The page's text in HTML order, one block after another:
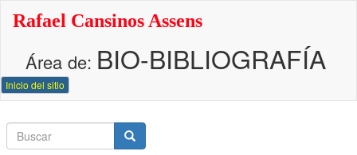
principal
Rafael Cansinos Assens
Área de: BIO-BIBLIOGRAFÍA
Inicio del sitio
Buscar
Buscar
Buscar